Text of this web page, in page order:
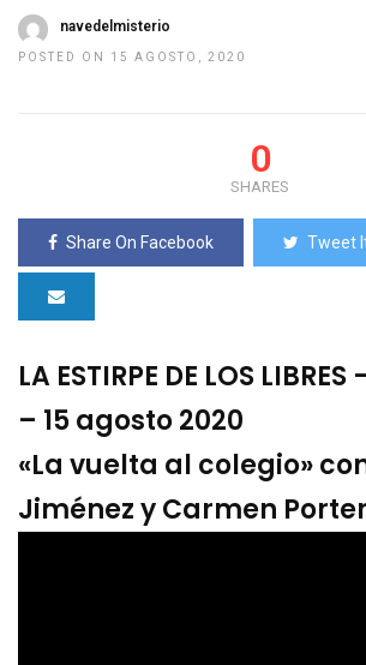
navedelmisterio
POSTED ON 15 AGOSTO, 2020
0
SHARES
Share On Facebook Tweet
LA ESTIRPE DE LOS
– 15 agosto 2020
«La vuelta al colegio»
Jiménez y Carmen Porter